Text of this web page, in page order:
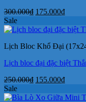
300.000₫ Giá
là:
175.000₫Giá
tại
Sale
Lịch Bloc Khổ Đại
Lịch bloc đại đặc biệt
250.000₫ Giá
là:
155.000₫Giá
tại
Sale